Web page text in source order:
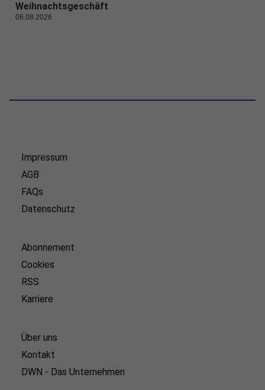
Weihnachtsgeschäft
06.08.2026
Impressum
AGB
FAQs
Datenschutz
Abonnement
Cookies
RSS
Karriere
Über uns
Kontakt
DWN - Das Unternehmen